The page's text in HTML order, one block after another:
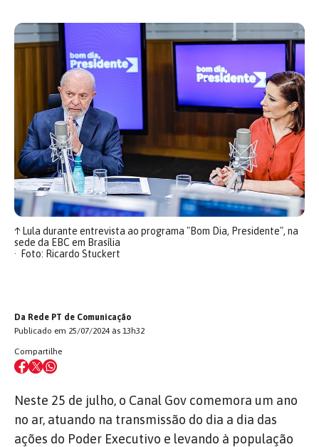
↑Lula durante entrevista ao programa "Bom Dia, Presidente", na
sede da EBC em Brasília
Foto: Ricardo Stuckert
Da Rede PT de Comunicação
Publicado em 25/07/2024 às 13h32
Compartilhe
Neste 25 de julho, o Canal Gov comemora um ano
no ar, atuando na transmissão do dia a dia das
ações do Poder Executivo e levando à população